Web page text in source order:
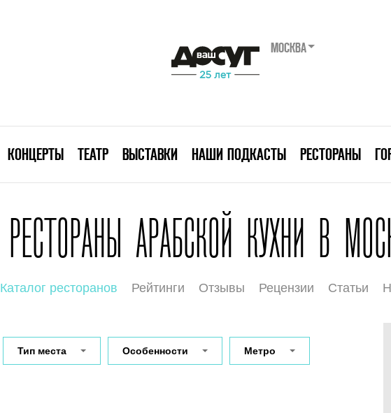
МОСКВА
КОНЦЕРТЫ ТЕАТР ВЫСТАВКИ НАШИ ПОДКАСТЫ РЕСТОРАНЫ
РЕСТОРАНЫ АРАБСКОЙ КУХНИ В
Каталог ресторанов Рейтинги Отзывы Рецензии Статьи
Тип места Особенности Метро